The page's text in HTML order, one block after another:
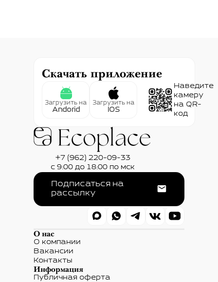
Скачать приложение
Загрузить на
Andorid
Загрузить на
IOS
Наведите
камеру
на QR-
код
+7 (962) 220-09-33
с 9:00 до 18:00 по мск
Подписаться на
рассылку
О нас
О компании
Вакансии
Контакты
Информация
Публичная оферта